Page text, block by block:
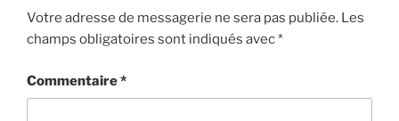
Votre adresse de messagerie ne sera pas publiée. Les
champs obligatoires sont indiqués avec*
Commentaire*